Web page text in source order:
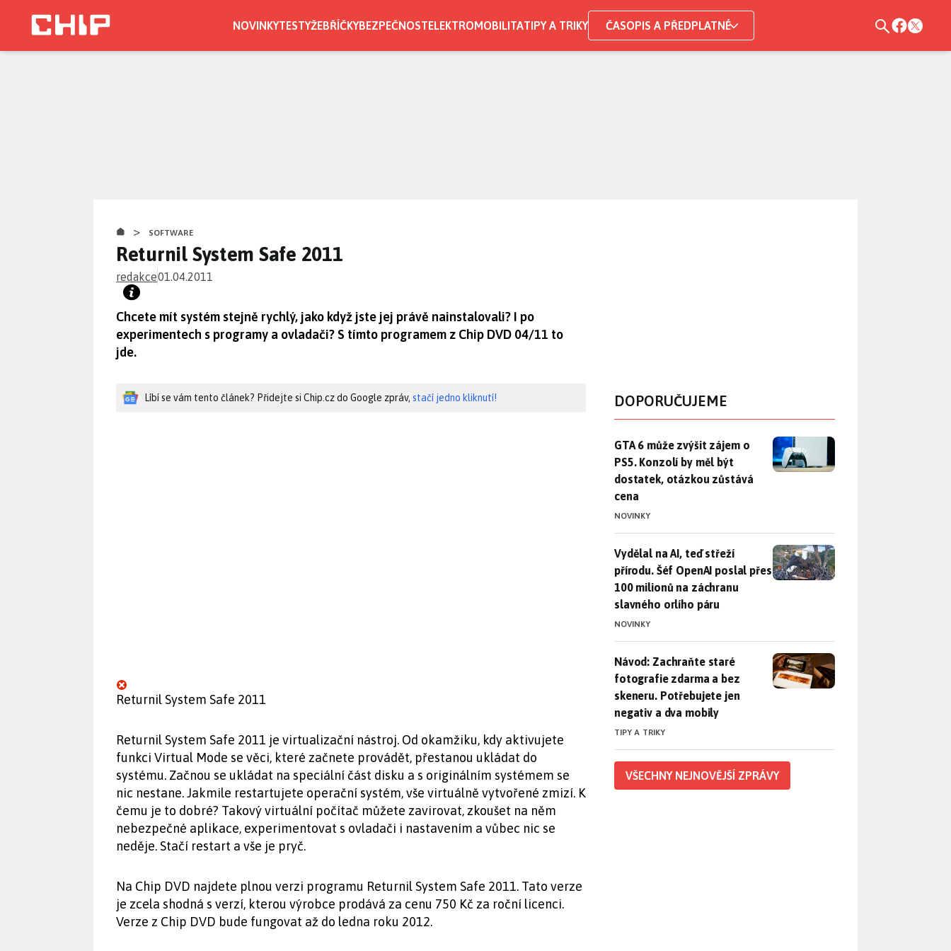
NOVINKYTESTYŽEBŘÍČKYBEZPEČNOSTELEKTROMOBILITATIPY A TRIKY ČASOPIS A PŘEDPLATNÉ
> SOFTWARE
Returnil System Safe 2011
redakce01.04.2011
Chcete mít systém stejně rychlý, jako když jste jej právě nainstalovali? I po
experimentech s programy a ovladači? S tímto programem z Chip DVD 04/11 to
jde.
Líbí se vám tento článek? Přidejte si Chip.cz do Google zpráv, stačí jedno kliknutí!
Returnil System Safe 2011
Returnil System Safe 2011 je virtualizační nástroj. Od okamžiku, kdy aktivujete
funkci Virtual Mode se věci, které začnete provádět, přestanou ukládat do
systému. Začnou se ukládat na speciální část disku a s originálním systémem se
nic nestane. Jakmile restartujete operační systém, vše virtuálně vytvořené zmizí. K
čemu je to dobré? Takový virtuální počítač můžete zavirovat, zkoušet na něm
nebezpečné aplikace, experimentovat s ovladači i nastavením a vůbec nic se
neděje. Stačí restart a vše je pryč.
Na Chip DVD najdete plnou verzi programu Returnil System Safe 2011. Tato verze
je zcela shodná s verzí, kterou výrobce prodává za cenu 750 Kč za roční licenci.
Verze z Chip DVD bude fungovat až do ledna roku 2012.
DOPORUČUJEME
GTA 6 může zvýšit zájem o PS5. Konzolí by měl být dostatek,
GTA 6 může zvýšit zájem o
PS5. Konzolí by měl být
dostatek, otázkou zůstává
cena
NOVINKY
Vydělal na AI, teď střeží přírodu. Šéf OpenAI poslal přes 100
Vydělal na AI, teď střeží
přírodu. Šéf OpenAI poslal přes
100 milionů na záchranu
slavného orlího páru
NOVINKY
Návod: Zachraňte staré fotografie zdarma a bez skeneru.
Návod: Zachraňte staré
fotografie zdarma a bez
skeneru. Potřebujete jen
negativ a dva mobily
TIPY A TRIKY
VŠECHNY NEJNOVĚJŠÍ ZPRÁVY